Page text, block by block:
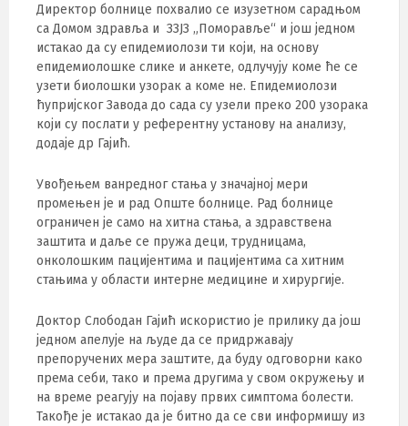
Директор болнице похвалио се изузетном сарадњом
са Домом здравља и ЗЗЈЗ „Поморавље“ и још једном
истакао да су епидемиолози ти који, на основу
епидемиолошке слике и анкете, одлучују коме ће се
узети биолошки узорак а коме не. Епидемиолози
ћупријског Завода до сада су узели преко 200 узорака
који су послати у референтну установу на анализу,
додаје др Гајић.
Увођењем ванредног стања у значајној мери
промењен је и рад Опште болнице. Рад болнице
ограничен је само на хитна стања, а здравствена
заштита и даље се пружа деци, трудницама,
онколошким пацијентима и пацијентима са хитним
стањима у области интерне медицине и хирургије.
Доктор Слободан Гајић искористио је прилику да још
једном апелује на људе да се придржавају
препоручених мера заштите, да буду одговорни како
према себи, тако и према другима у свом окружењу и
на време реагују на појаву првих симптома болести.
Такође је истакао да је битно да се сви информишу из